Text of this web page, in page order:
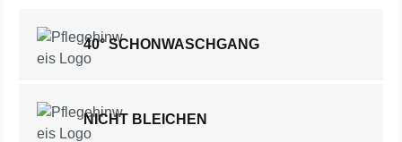
40° SCHONWASCHGANG
NICHT BLEICHEN